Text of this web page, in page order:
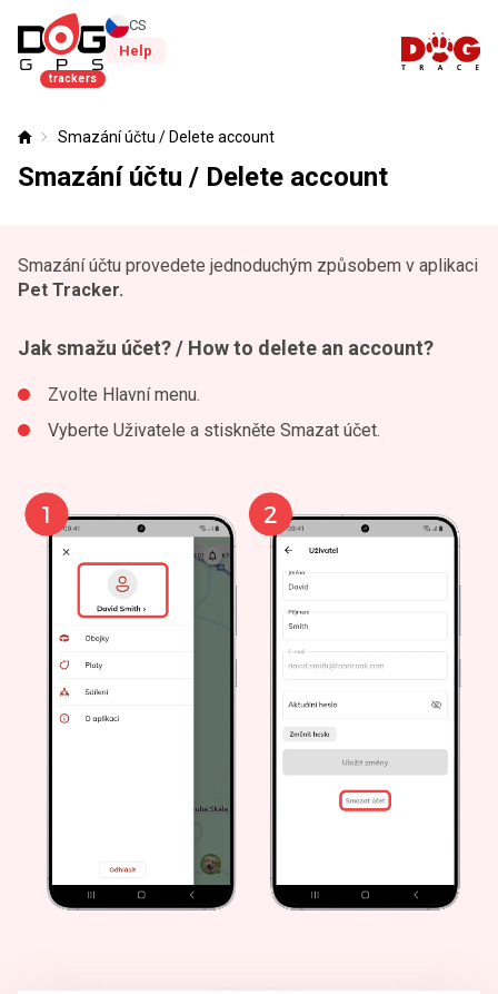
trackers
CS
Help
Úvod Smazání účtu / Delete account
Smazání účtu / Delete account
Smazání účtu provedete jednoduchým způsobem v aplikaci
Pet Tracker.
Jak smažu účet? / How to delete an account?
Zvolte Hlavní menu.
Vyberte Uživatele a stiskněte Smazat účet.